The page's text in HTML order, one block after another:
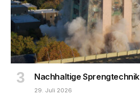
Nachhaltige Sprengtechnik
29. Juli 2026